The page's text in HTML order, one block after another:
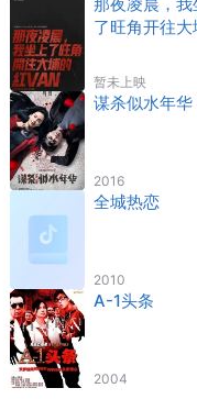
了旺角开往大
暂未上映
谋杀似水年华
2016
全城热恋
2010
A-1头条
2004